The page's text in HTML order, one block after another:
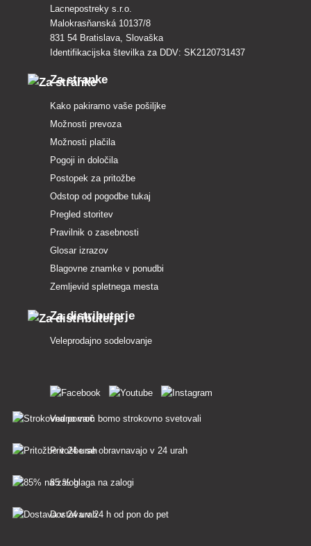
Lacnepostreky s.r.o.
Malokrasňanská 10137/8
831 54 Bratislava, Slovaška
Identifikacijska številka za DDV: SK2120731437
Za stranke
Kako pakiramo vaše pošiljke
Možnosti prevoza
Možnosti plačila
Pogoji in določila
Postopek za pritožbe
Odstop od pogodbe tukaj
Pregled storitev
Pravilnik o zasebnosti
Glosar izrazov
Blagovne znamke v ponudbi
Zemljevid spletnega mesta
Za distributerje
Veleprodajno sodelovanje
Vedno vam bomo strokovno svetovali
Pritožbe se obravnavajo v 24 urah
85 % blaga na zalogi
Dostava v 24 h od pon do pet